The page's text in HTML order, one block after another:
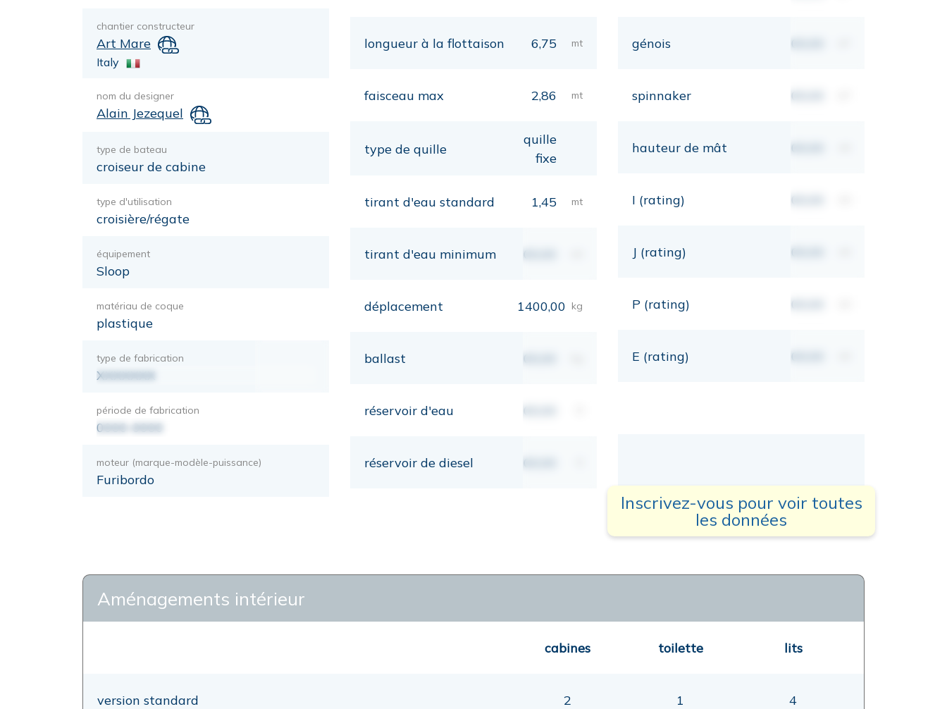
chantier constructeur
Art Mare
Italy
nom du designer
Alain Jezequel
type de bateau
croiseur de cabine
type d'utilisation
croisière/régate
équipement
Sloop
matériau de coque
plastique
type de fabrication
XXXXXXX
période de fabrication
0000-0000
moteur (marque-modèle-puissance)
Furibordo
longueur à la flottaison 6,75 mt
faisceau max 2,86 mt
type de quille
quille
fixe
tirant d'eau standard 1,45 mt
tirant d'eau minimum 00,00
déplacement 1400,00 kg
ballast 00,00
réservoir d'eau 00,00
réservoir de diesel 00,00
génois 00,00
spinnaker 00,00
hauteur de mât 00,00
I (rating) 00,00
J (rating) 00,00
P (rating) 00,00
E (rating) 00,00
Inscrivez-vous pour voir toutes
les données
Aménagements intérieur
cabines toilette lits
version standard 2 1 4